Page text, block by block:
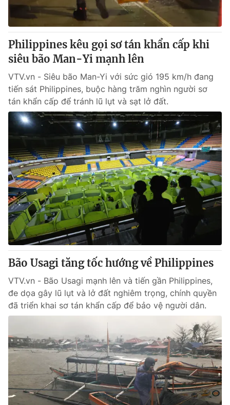
Thị trường 24h Tấm lòng Việt
VTV4 Vươn mình bằng AI
VTV9 VTV8
Liên hệ tòa soạn English
THỜI BÁO VTV
Theo dõi báo trên
Cơ quan chủ quản: Đài Truyền hình Việt Nam
Cơ quan báo chí:
Thời báo VTV
Giấy phép hoạt động báo in và báo điện tử số 483/GP-BTTTT
cấp ngày 29/12/2023
Tổng Biên tập: Vũ Thanh Thủy
Phó Tổng Biên tập:Nguyễn Thị Mỹ Hạnh, Phạm Quốc Thắng,
Nguyễn Trọng Ninh
Tổng đài VTV: 024.38 355 931 - 024.38 355 932
Ðiện thoại Thời báo VTV:024.66 897 897
Liên hệ quảng cáo:024-7300.7108
Philippines kêu gọi sơ tán khẩn cấp khi
siêu bão Man-Yi mạnh lên
VTV.vn - Siêu bão Man-Yi với sức gió 195 km/h đang
tiến sát Philippines, buộc hàng trăm nghìn người sơ
tán khẩn cấp để tránh lũ lụt và sạt lở đất.
Bão Usagi tăng tốc hướng về Philippines
VTV.vn - Bão Usagi mạnh lên và tiến gần Philippines,
đe dọa gây lũ lụt và lở đất nghiêm trọng, chính quyền
đã triển khai sơ tán khẩn cấp để bảo vệ người dân.